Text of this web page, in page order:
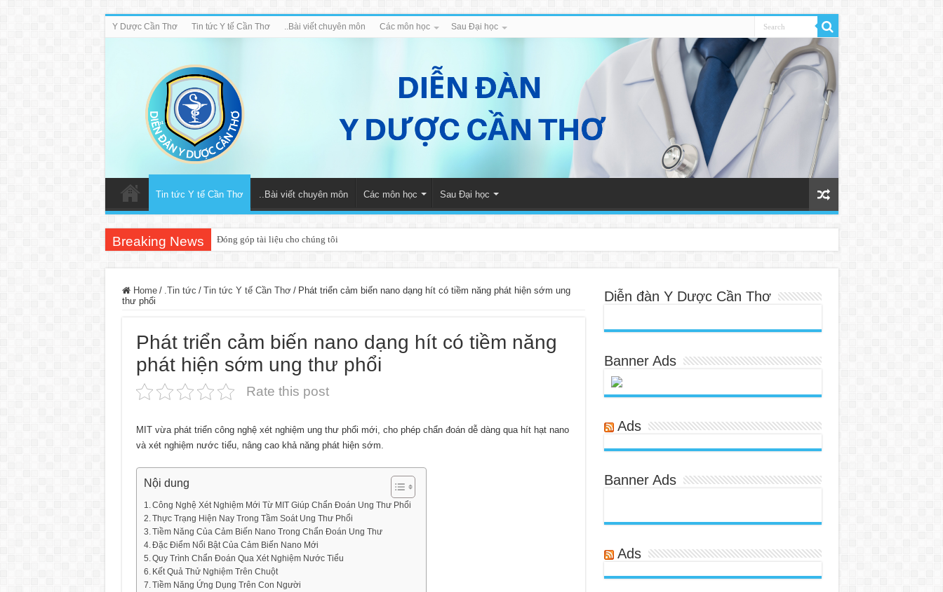
Y Dược Cần Thơ Tin tức Y tế Cần Thơ ..Bài viết chuyên môn Các môn học Sau Đại học
Tin tức Y tế Cần Thơ ..Bài viết chuyên môn Các môn học Sau Đại học
Breaking News Đóng góp tài liệu cho chúng tôi
Home / .Tin tức / Tin tức Y tế Cần Thơ / Phát triển cảm biến nano dạng hít có tiềm năng phát hiện sớm ung
thư phổi
Phát triển cảm biến nano dạng hít có tiềm năng
phát hiện sớm ung thư phổi
Rate this post
MIT vừa phát triển công nghệ xét nghiệm ung thư phổi mới, cho phép chẩn đoán dễ dàng qua hít hạt nano
và xét nghiệm nước tiểu, nâng cao khả năng phát hiện sớm.
Nội dung
Công Nghệ Xét Nghiệm Mới Từ MIT Giúp Chẩn Đoán Ung Thư Phổi
Thực Trạng Hiện Nay Trong Tầm Soát Ung Thư Phổi
Tiềm Năng Của Cảm Biến Nano Trong Chẩn Đoán Ung Thư
Đặc Điểm Nổi Bật Của Cảm Biến Nano Mới
Quy Trình Chẩn Đoán Qua Xét Nghiệm Nước Tiểu
Kết Quả Thử Nghiệm Trên Chuột
Tiềm Năng Ứng Dụng Trên Con Người
Diễn đàn Y Dược Cần Thơ
Banner Ads
Ads
Banner Ads
Ads